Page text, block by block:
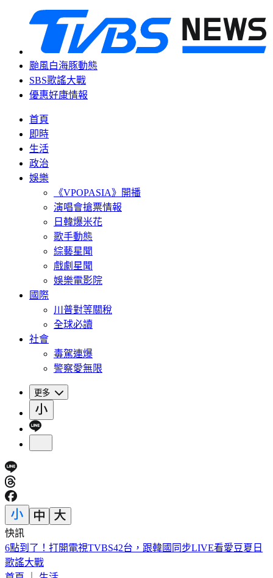
颱風白海豚動態
SBS歌謠大戰
優惠好康情報
首頁
即時
生活
政治
娛樂
《VPOPASIA》開播
演唱會搶票情報
日韓爆米花
歌手動態
綜藝星聞
戲劇星聞
娛樂電影院
國際
川普對等關稅
全球必讀
社會
毒駕連爆
警察愛無限
更多
快訊
詐團下重本「先發薪」再收割 打工女領薪2個月反倒貼50萬
首頁｜ 生活